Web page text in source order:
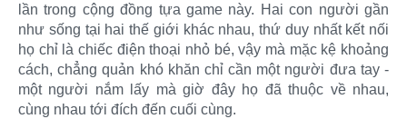
lần trong cộng đồng tựa game này. Hai con người gần
như sống tại hai thế giới khác nhau, thứ duy nhất kết nối
họ chỉ là chiếc điện thoại nhỏ bé, vậy mà mặc kệ khoảng
cách, chẳng quản khó khăn chỉ cần một người đưa tay -
một người nắm lấy mà giờ đây họ đã thuộc về nhau,
cùng nhau tới đích đến cuối cùng.